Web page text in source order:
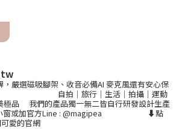
，嚴選磁吸腳架、收音必備AI 麥克風還有安心保
自拍｜旅行｜生活｜拍攝｜運動
極品
我們的產品獨一無二皆自行研發設計生產
窗或加官方Line : @magipea
⬇️點
愛的官網